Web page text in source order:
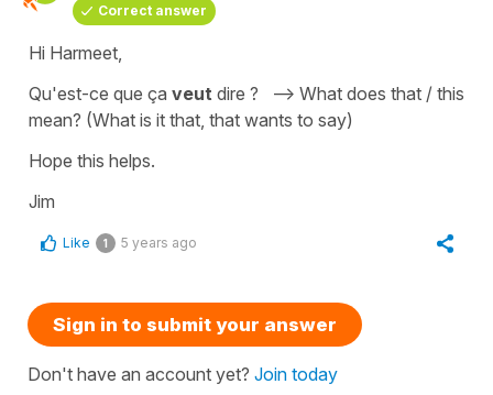
Correct answer
Hi Harmeet,
Qu'est-ce que ça veut dire ? --> What does that / this
mean? (What is it that, that wants to say)
Hope this helps.
Jim
Like 1 5 years ago
Sign in to submit your answer
Don't have an account yet? Join today